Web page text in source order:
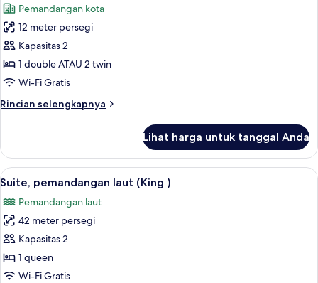
foto
untuk
Kamar
Double
atau
Standar
Pemandangan kota
12 meter persegi
Kapasitas 2
1 double ATAU 2 twin
Wi-Fi Gratis
Rincian selengkapnya
Rincian
Kamar
Double
atau
Standar
Lihat harga untuk tanggal Anda
Lihat
semua
foto
untuk
Suite,
pemandangan
laut
Suite, pemandangan laut (King ) | Jet
6
Suite, pemandangan laut (King )
Pemandangan laut
42 meter persegi
Kapasitas 2
1 queen
Wi-Fi Gratis